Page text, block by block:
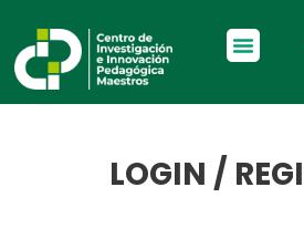
LOGIN /